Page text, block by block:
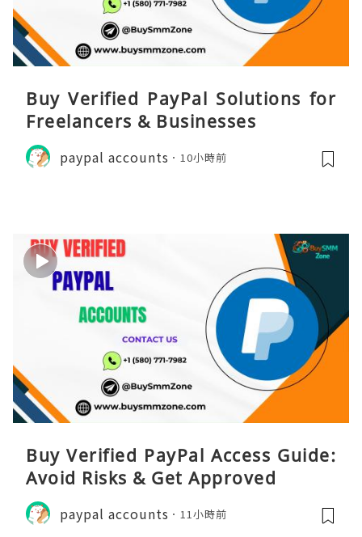
Buy Verified PayPal Solutions for
Freelancers & Businesses
paypal accounts 10小時前
Buy Verified PayPal Access Guide:
Avoid Risks & Get Approved
paypal accounts 11小時前